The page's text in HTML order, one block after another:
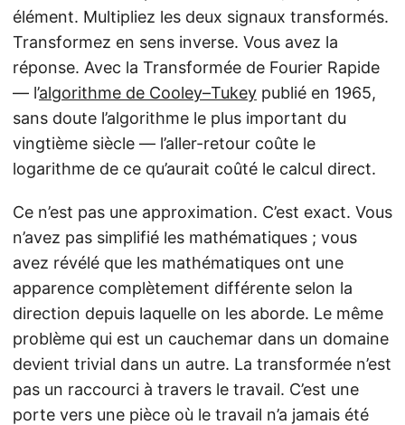
élément. Multipliez les deux signaux transformés.
Transformez en sens inverse. Vous avez la
réponse. Avec la Transformée de Fourier Rapide
— l’algorithme de Cooley–Tukey publié en 1965,
sans doute l’algorithme le plus important du
vingtième siècle — l’aller-retour coûte le
logarithme de ce qu’aurait coûté le calcul direct.
Ce n’est pas une approximation. C’est exact. Vous
n’avez pas simplifié les mathématiques ; vous
avez révélé que les mathématiques ont une
apparence complètement différente selon la
direction depuis laquelle on les aborde. Le même
problème qui est un cauchemar dans un domaine
devient trivial dans un autre. La transformée n’est
pas un raccourci à travers le travail. C’est une
porte vers une pièce où le travail n’a jamais été